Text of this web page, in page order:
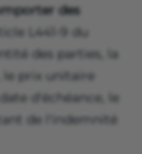
des
L441-9 du
des parties, la
le prix unitaire
d'échéance, le
de l'indemnité